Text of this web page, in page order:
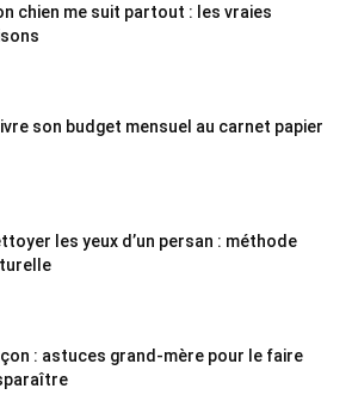
chien me suit partout : les vraies
son budget mensuel au carnet papier
les yeux d’un persan : méthode
: astuces grand-mère pour le faire